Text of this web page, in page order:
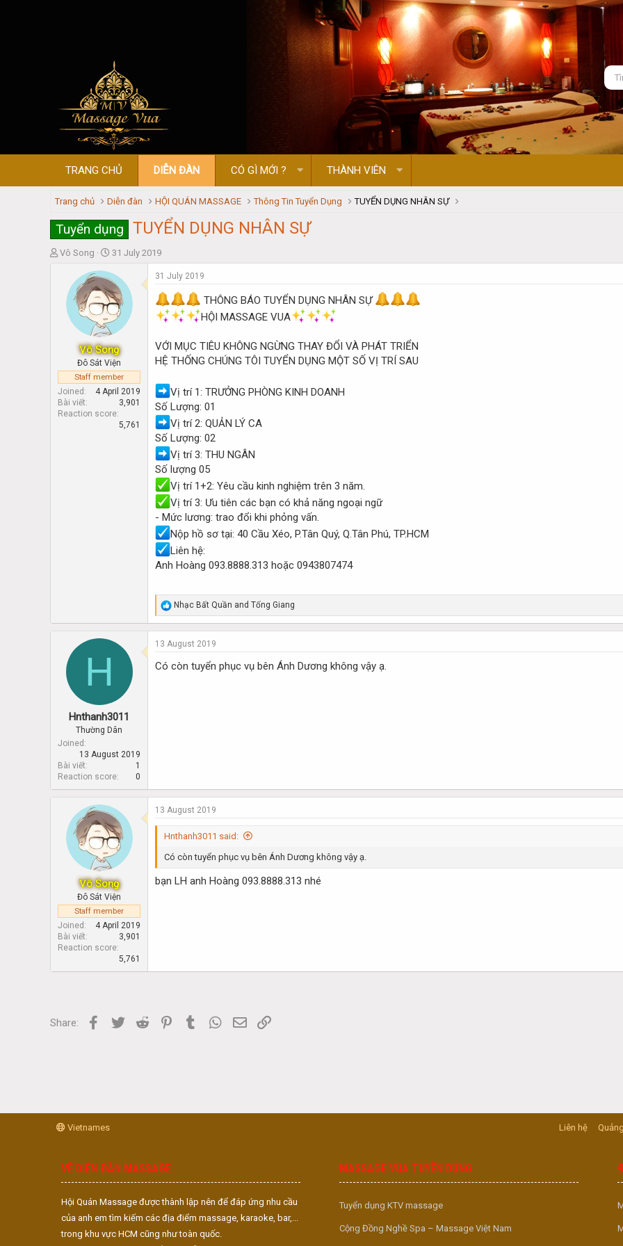
TRANG CHỦ DIỄN ĐÀN CÓ GÌ MỚI ? THÀNH VIÊN
Trang chủ Diễn đàn HỘI QUÁN MASSAGE Thông Tin Tuyển Dụng TUYỂN DỤNG NHÂN SỰ
Tuyển dụng TUYỂN DỤNG NHÂN SỰ
T
e
r
Vô Song
S
a
r
t
d
a
e
31 July 2019
Vô Song
Đô Sát Viện
Staff member
Joined
4 April 2019
Bài viết
3,901
Reaction score
5,761
31 July 2019
THÔNG BÁO TUYỂN DỤNG NHÂN SỰ
HỘI MASSAGE VUA
VỚI MỤC TIÊU KHÔNG NGỪNG THAY ĐỔI VÀ PHÁT TRIỂN
HỆ THỐNG CHÚNG TÔI TUYỂN DỤNG MỘT SỐ VỊ TRÍ SAU
Vị trí 1: TRƯỞNG PHÒNG KINH DOANH
Số Lượng: 01
Vị trí 2: QUẢN LÝ CA
Số Lượng: 02
Vị trí 3: THU NGÂN
Số lượng 05
Vị trí 1+2: Yêu cầu kinh nghiệm trên 3 năm.
Vị trí 3: Ưu tiên các bạn có khả năng ngoại ngữ
- Mức lương: trao đổi khi phỏng vấn.
Nộp hồ sơ tại: 40 Cầu Xéo, P.Tân Quý, Q.Tân Phú, TP.HCM
Liên hệ:
Anh Hoàng 093.8888.313 hoặc 0943807474
R
e
a
t
o
Nhạc Bất Quần and Tống Giang
H
Hnthanh3011
Thường Dân
Joined
13 August 2019
Bài viết
1
Reaction score
0
13 August 2019
Có còn tuyển phục vụ bên Ánh Dương không vậy ạ.
Vô Song
Đô Sát Viện
Staff member
Joined
4 April 2019
Bài viết
3,901
Reaction score
5,761
13 August 2019
Hnthanh3011 said:
Có còn tuyển phục vụ bên Ánh Dương không vậy ạ.
bạn LH anh Hoàng 093.8888.313 nhé
Share: Facebook
Twitter Reddit PinterestTumblr WhatsApp
Email
Vietnames Liên hệ
VỀ DIỄN ĐÀN MASSAGE
Hội Quán Massage được thành lập nên để đáp ứng nhu cầu
của anh em tìm kiếm các địa điểm massage, karaoke, bar,...
trong khu vực HCM cũng như toàn quốc.
MASSAGE VUA TUYỂN DỤNG
Tuyển dụng KTV massage
Cộng Đồng Nghề Spa – Massage Việt Nam